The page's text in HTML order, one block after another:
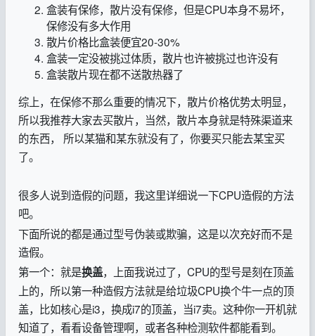
盒装有保修，散片没有保修，但是CPU本身不易坏，
保修没有多大作用
散片价格比盒装便宜20-30%
盒装一定没被挑过体质，散片也许被挑过也许没有
盒装散片现在都不送散热器了
综上，在保修不那么重要的情况下，散片价格优势太明显，
所以我推荐大家去买散片，当然，散片本身就是特殊渠道来
的东西， 所以某猫和某东就没有了，你要买只能去某宝买
了。
很多人说到造假的问题，我这里详细说一下CPU造假的方法
吧。
下面所说的都是通过型号伪装或欺骗，这是以次充好而不是
造假。
第一个：就是换盖，上面我说过了，CPU的型号是刻在顶盖
上的，所以第一种造假方法就是给垃圾CPU换个牛一点的顶
盖，比如核心是i3，换成i7的顶盖，当i7卖。这种你一开机就
知道了，看看设备管理啊，或者各种检测软件都能看到。